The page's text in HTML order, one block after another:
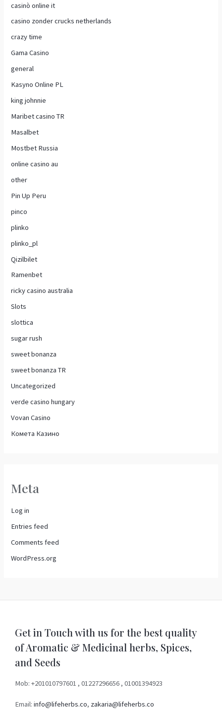
casinò online it
casino zonder crucks netherlands
crazy time
Gama Casino
general
Kasyno Online PL
king johnnie
Maribet casino TR
Masalbet
Mostbet Russia
online casino au
other
Pin Up Peru
pinco
plinko
plinko_pl
Qizilbilet
Ramenbet
ricky casino australia
Slots
slottica
sugar rush
sweet bonanza
sweet bonanza TR
Uncategorized
verde casino hungary
Vovan Casino
Комета Казино
Meta
Log in
Entries feed
Comments feed
WordPress.org
Get in Touch with us for the best quality
of Aromatic & Medicinal herbs, Spices,
and Seeds
Mob: +201010797601 , 01227296656 , 01001394923
Email: info@lifeherbs.co, zakaria@lifeherbs.co